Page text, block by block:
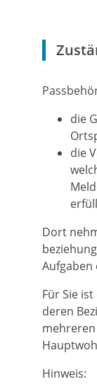
die
die
Dort
Aufgaben
Für Sie
deren
Hinweis: